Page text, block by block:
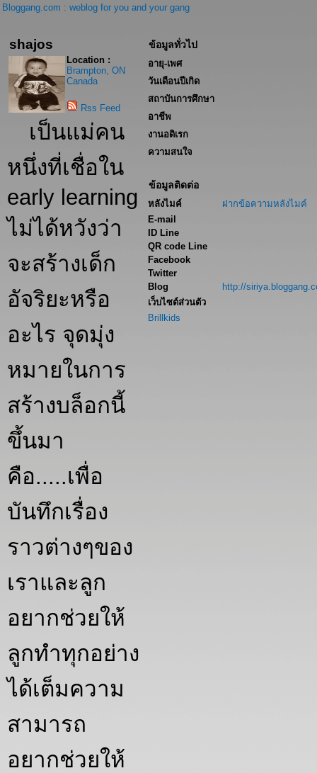
Bloggang.com : weblog for you and your gang
shajos
Location :
Brampton, ON
Canada
Rss Feed
เป็นแม่คน
หนึ่งที่เชื่อใน
early learning
ไม่ได้หวังว่า
จะสร้างเด็ก
อัจริยะหรือ
อะไร จุดมุ่ง
หมายในการ
สร้างบล็อกนี้
ขึ้นมา
คือ.....เพื่อ
บันทึกเรื่อง
ราวต่างๆของ
เราและลูก
อยากช่วยให้
ลูกทำทุกอย่าง
ได้เต็มความ
สามารถ
อยากช่วยให้
ข้อมูลทั่วไป
อายุ-เพศ
วันเดือนปีเกิด
สถาบันการศึกษา
อาชีพ
งานอดิเรก
ความสนใจ
ข้อมูลติดต่อ
หลังไมค์
ฝากข้อความหลังไมค์
E-mail
ID Line
QR code Line
Facebook
Twitter
Blog
http://
เว็บไซต์ส่วนตัว
Brillkids